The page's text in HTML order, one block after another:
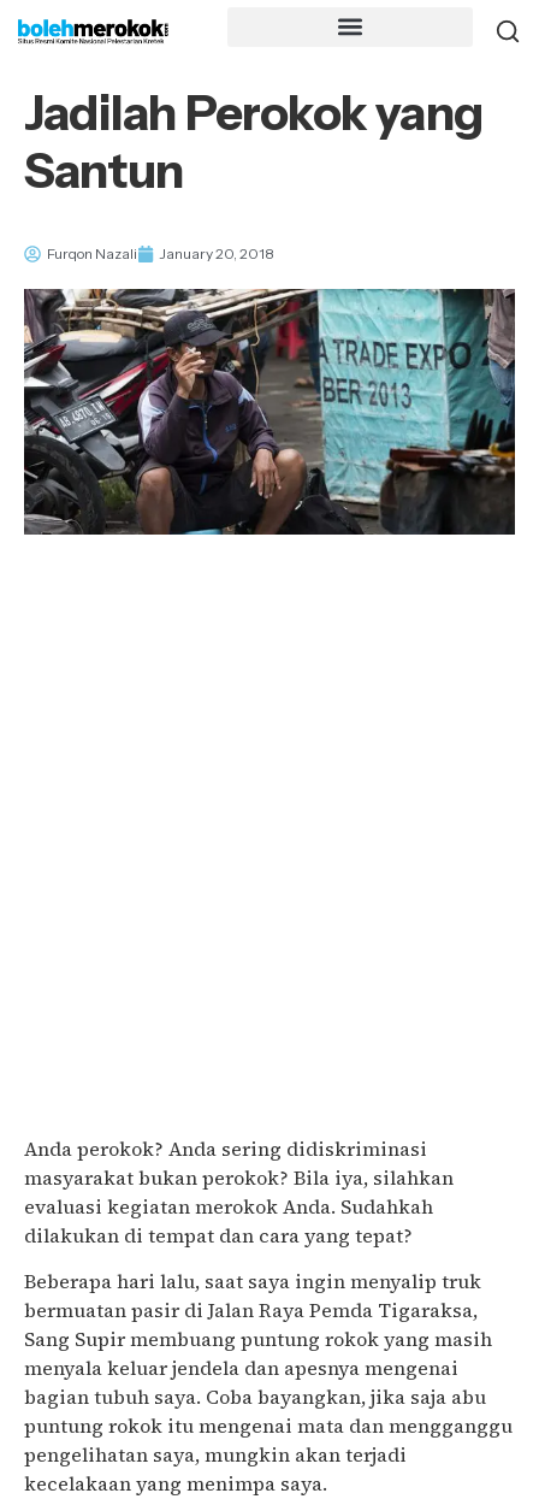
Jadilah Perokok yang
Santun
Furqon Nazali January 20, 2018
Anda perokok? Anda sering didiskriminasi
masyarakat bukan perokok? Bila iya, silahkan
evaluasi kegiatan merokok Anda. Sudahkah
dilakukan di tempat dan cara yang tepat?
Beberapa hari lalu, saat saya ingin menyalip truk
bermuatan pasir di Jalan Raya Pemda Tigaraksa,
Sang Supir membuang puntung rokok yang masih
menyala keluar jendela dan apesnya mengenai
bagian tubuh saya. Coba bayangkan, jika saja abu
puntung rokok itu mengenai mata dan mengganggu
pengelihatan saya, mungkin akan terjadi
kecelakaan yang menimpa saya.